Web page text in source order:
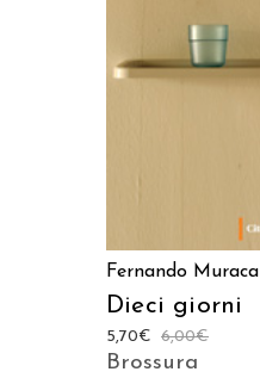
Fernando Muraca
Dieci giorni
6,00€
5,70€
Brossura